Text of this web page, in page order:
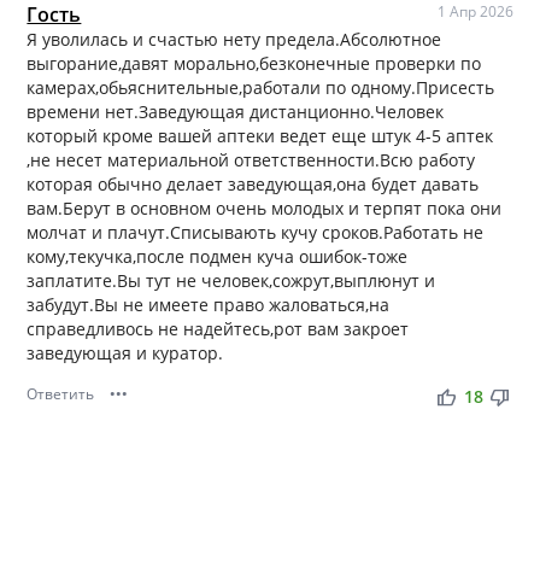
Гость 1 Апр 2026
Я уволилась и счастью нету предела.Абсолютное
выгорание,давят морально,безконечные проверки по
камерах,обьяснительные,работали по одному.Присесть
времени нет.Заведующая дистанционно.Человек
который кроме вашей аптеки ведет еще штук 4-5 аптек
,не несет материальной ответственности.Всю работу
которая обычно делает заведующая,она будет давать
вам.Берут в основном очень молодых и терпят пока они
молчат и плачут.Списывають кучу сроков.Работать не
кому,текучка,после подмен куча ошибок-тоже
заплатите.Вы тут не человек,сожрут,выплюнут и
забудут.Вы не имеете право жаловаться,на
справедливось не надейтесь,рот вам закроет
заведующая и куратор.
Ответить ••• thumb_up thumb_down
18